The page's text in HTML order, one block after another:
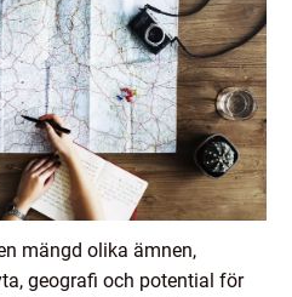
mängd olika ämnen,
geografi och potential för